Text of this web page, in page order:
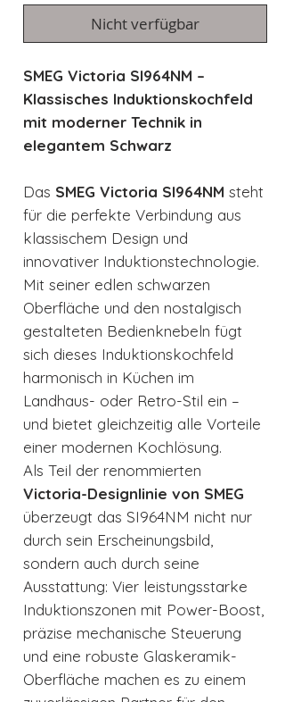
Nicht verfügbar
SMEG Victoria SI964NM –
Klassisches Induktionskochfeld
mit moderner Technik in
elegantem Schwarz
Das SMEG Victoria SI964NM steht
für die perfekte Verbindung aus
klassischem Design und
innovativer Induktionstechnologie.
Mit seiner edlen schwarzen
Oberfläche und den nostalgisch
gestalteten Bedienknebeln fügt
sich dieses Induktionskochfeld
harmonisch in Küchen im
Landhaus- oder Retro-Stil ein –
und bietet gleichzeitig alle Vorteile
einer modernen Kochlösung.
Als Teil der renommierten
Victoria-Designlinie von SMEG
überzeugt das SI964NM nicht nur
durch sein Erscheinungsbild,
sondern auch durch seine
Ausstattung: Vier leistungsstarke
Induktionszonen mit Power-Boost,
präzise mechanische Steuerung
und eine robuste Glaskeramik-
Oberfläche machen es zu einem